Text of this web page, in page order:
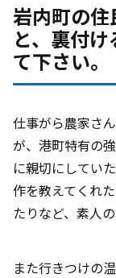
岩内町の
と、裏付
て下さい。
仕事がら農家さ
が、港町特有の
に親切にしてい
作を教えてくれ
たりなど、素人
また行きつけの